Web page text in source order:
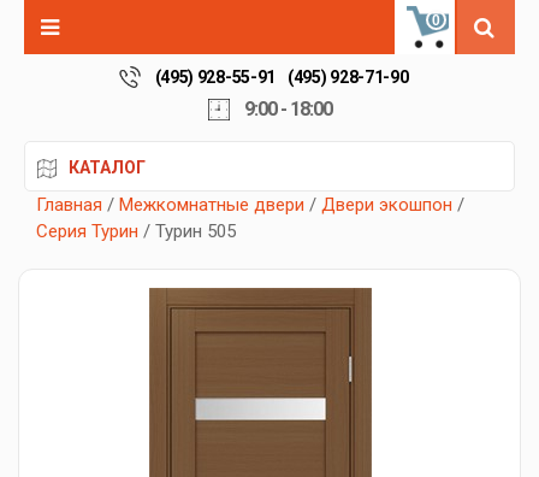
0
(495) 928-55-91 (495) 928-71-90
9:00 - 18:00
КАТАЛОГ
Главная / Межкомнатные двери / Двери экошпон /
Серия Турин / Турин 505